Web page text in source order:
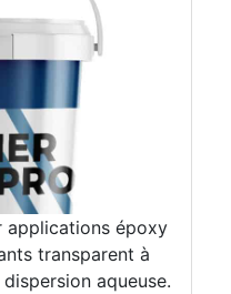
applications époxy
transparent à
aqueuse.